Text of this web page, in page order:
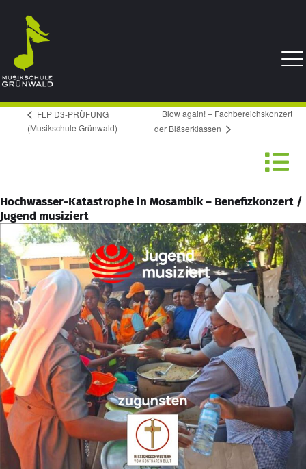
FLP D3-PRÜFUNG
(Musikschule Grünwald)
Blow again! – Fachbereichskonzert
der Bläserklassen
Hochwasser-Katastrophe in Mosambik – Benefizkonzert /
Jugend musiziert